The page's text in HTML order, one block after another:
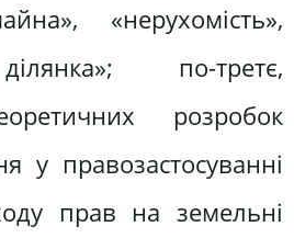
«нерухомість»,
по-третє,
розробок
у правозастосуванні
прав на земельні